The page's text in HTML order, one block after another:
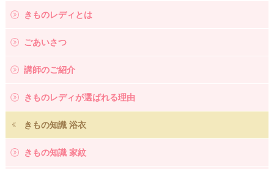
きものレディとは
ごあいさつ
講師のご紹介
きものレディが選ばれる理由
きもの知識 浴衣
きもの知識 家紋